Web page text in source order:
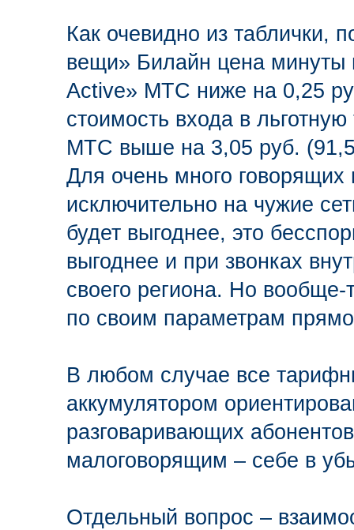
Как очевидно из таблички,
вещи» Билайн цена минуты
Active» МТС ниже на 0,25
стоимость входа в
МТС выше на 3,05 руб.
Для очень много
исключительно на чужие
будет выгоднее, это
выгоднее и при звонках
своего региона. Но вообще-
по своим параметрам
В любом случае все
аккумулятором
разговаривающих
малоговорящим – себе в
Отдельный вопрос –